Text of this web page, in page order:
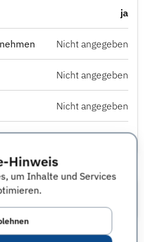
Hinweis
um Inhalte und Services
ja
Nicht angegeben
Nicht angegeben
Nicht angegeben
Nicht angegeben
Auswahlverfahren